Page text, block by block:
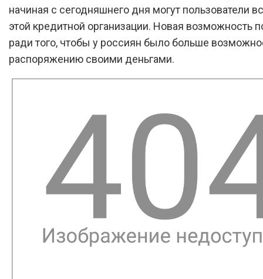
начиная с сегодняшнего дня могут пользователи
этой кредитной организации. Новая возможность
ради того, чтобы у россиян было больше
распоряжению своими деньгами.